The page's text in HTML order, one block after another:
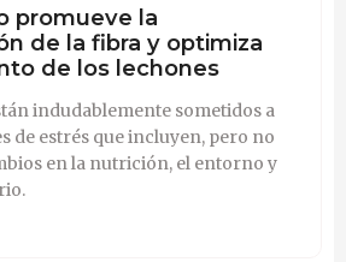
promueve la
de la fibra y optimiza
de los lechones
indudablemente sometidos a
de estrés que incluyen, pero no
en la nutrición, el entorno y